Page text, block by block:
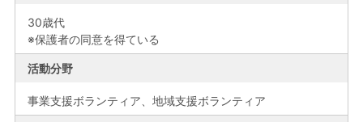
30歳代
※保護者の同意を得ている
活動分野
事業支援ボランティア、地域支援ボランティア